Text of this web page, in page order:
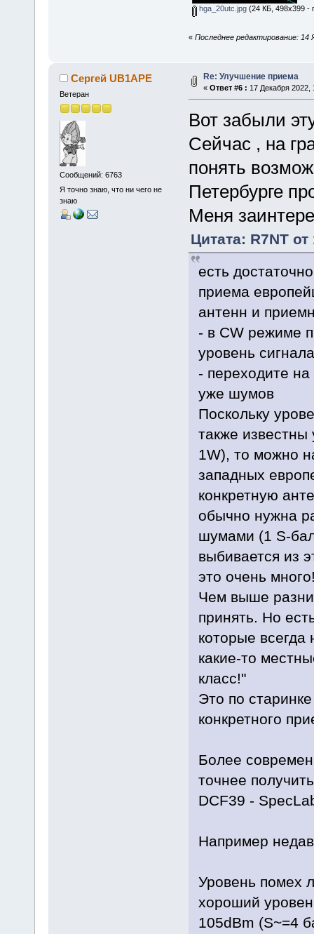
hga_20utc.jpg(24 КБ, 498x399 -
« Последнее редактирование: 14
Сергей UB1APE
Ветеран
Сообщений: 6763
Я точно знаю, что ни чего не
знаю
Re: Улучшение приема
« Ответ #6 : 17 Декабря 2022,
Вот забыли
Сейчас , на
понять
Петербурге
Меня
Цитата: R7NT
есть
приема
антенн и
- в CW режиме
уровень
- переходите
уже шумов
Поскольку
также известны
1W), то можно
западных
конкретную
обычно нужна
шумами (1 S-
выбивается из
это очень
Чем выше
принять. Но
которые
какие-то
класс!"
Это по
конкретного
Более
точнее
DCF39 -
Например
Уровень помех
хороший
105dBm (S~=4